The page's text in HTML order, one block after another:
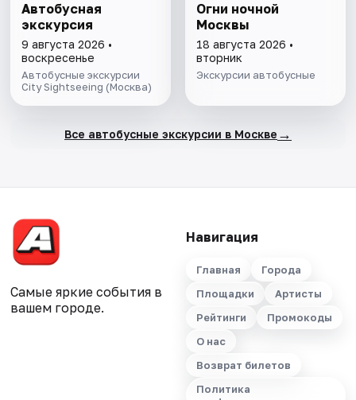
Автобусная
экскурсия
9 августа 2026 •
воскресенье
Автобусные экскурсии
City Sightseeing (Москва)
Огни ночной
Москвы
18 августа 2026 •
вторник
Экскурсии автобусные
Все автобусные экскурсии в Москве →
Самые яркие события в
вашем городе.
Навигация
Главная
Города
Площадки
Артисты
Рейтинги
Промокоды
О нас
Возврат билетов
Политика